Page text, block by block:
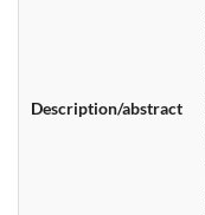
Description/abstract